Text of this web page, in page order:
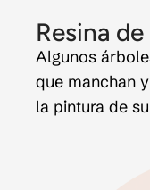
Resina
Algunos
que manchan
la pintura de